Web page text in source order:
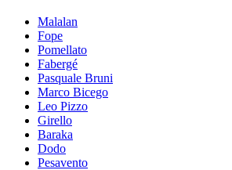
Malalan
Fope
Pomellato
Fabergé
Pasquale Bruni
Marco Bicego
Leo Pizzo
Girello
Baraka
Dodo
Pesavento